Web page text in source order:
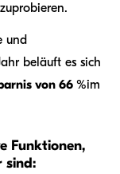
und
beläuft es sich
von 66 %im
Funktionen,
sind: